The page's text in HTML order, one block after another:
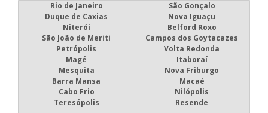
Rio de Janeiro
São Gonçalo
Duque de Caxias
Nova Iguaçu
Niterói
Belford Roxo
São João de Meriti
Campos dos Goytacazes
Petrópolis
Volta Redonda
Magé
Itaboraí
Mesquita
Nova Friburgo
Barra Mansa
Macaé
Cabo Frio
Nilópolis
Teresópolis
Resende